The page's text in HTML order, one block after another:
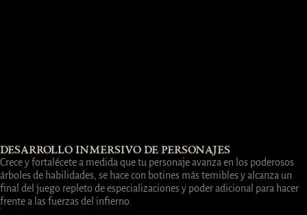
DESARROLLO INMERSIVO DE PERSONAJES
Crece y fortalécete a medida que tu personaje avanza en los poderosos
árboles de habilidades, se hace con botines más temibles y alcanza un
final del juego repleto de especializaciones y poder adicional para hacer
frente a las fuerzas del infierno.